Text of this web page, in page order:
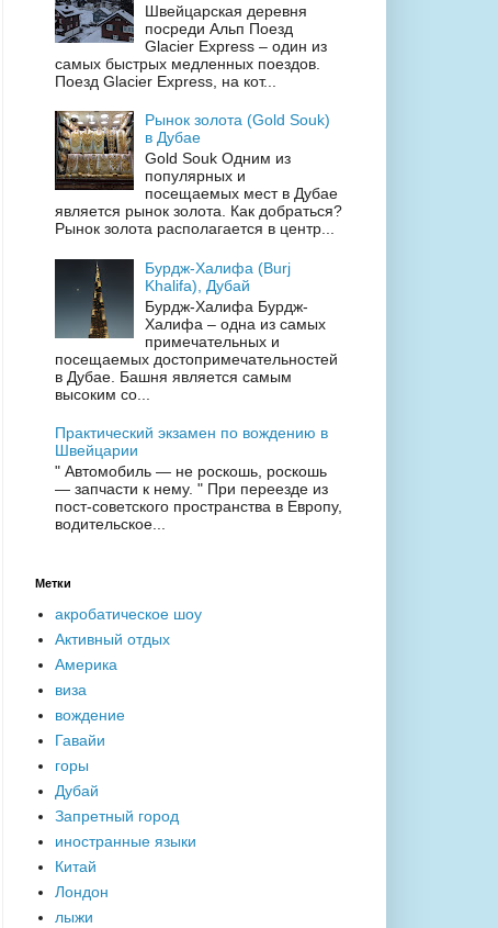
Швейцарская деревня
посреди Альп Поезд
Glacier Express – один из
самых быстрых медленных поездов.
Поезд Glacier Express, на кот...
Рынок золота (Gold Souk)
в Дубае
Gold Souk Одним из
популярных и
посещаемых мест в Дубае
является рынок золота. Как добраться?
Рынок золота располагается в центр...
Бурдж-Халифа (Burj
Khalifa), Дубай
Бурдж-Халифа Бурдж-
Халифа – одна из самых
примечательных и
посещаемых достопримечательностей
в Дубае. Башня является самым
высоким со...
Практический экзамен по вождению в
Швейцарии
" Автомобиль — не роскошь, роскошь
— запчасти к нему. " При переезде из
пост-советского пространства в Европу,
водительское...
Метки
акробатическое шоу
Активный отдых
Америка
виза
вождение
Гавайи
горы
Дубай
Запретный город
иностранные языки
Китай
Лондон
лыжи